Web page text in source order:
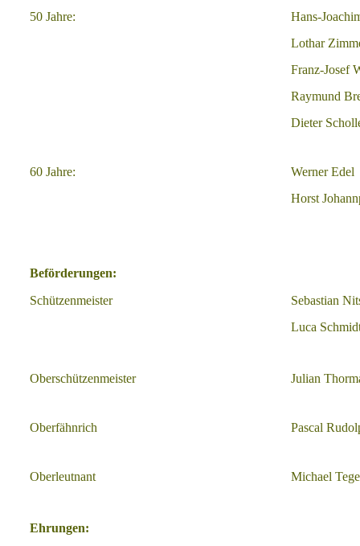
50 Jahre:
Hans-
Lothar
Franz-Josef
Raymund
Dieter
60 Jahre:
Werner Edel
Horst
Beförderungen:
Schützenmeister
Sebastian
Luca
Oberschützenmeister Julian
Oberfähnrich Pascal
Oberleutnant Michael
Ehrungen: